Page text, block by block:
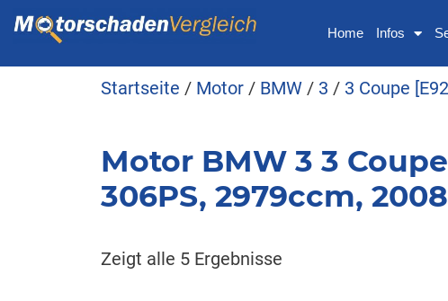
Home Infos
Startseite / Motor / BMW / 3 / 3 Coupe
Motor BMW 3 3
306PS, 2979ccm,
Zeigt alle 5 Ergebnisse